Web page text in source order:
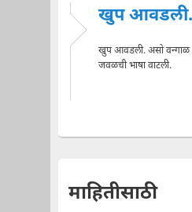
खुप आवडली.
खुप आवडली. असो वन्गाळ
जवळची भाषा वाटली.
माहितीसाठी